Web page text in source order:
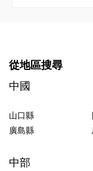
從地區搜尋
中國
山口縣
廣島縣
中部